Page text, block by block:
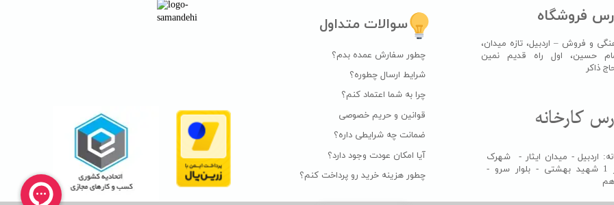
فروشگاه
و فروش – اردبیل، تازه میدان،
حسین، اول راه قدیم نمین
ذاکر​​​​​​​
اردبیل - میدان ایثار - شهرک
صنعتی فاز 1 شهید بهشتی - بلوار سرو -
سوالات متداول
چطور سفارش عمده بدم؟
شرایط ارسال چطوره؟
چرا به شما اعتماد کنم؟
قوانین و حریم خصوصی
ضمانت چه شرایطی داره؟
آیا امکان عودت وجود دارد؟
چطور هزینه خرید رو پرداخت کنم؟
کارخانه​​​​​​​